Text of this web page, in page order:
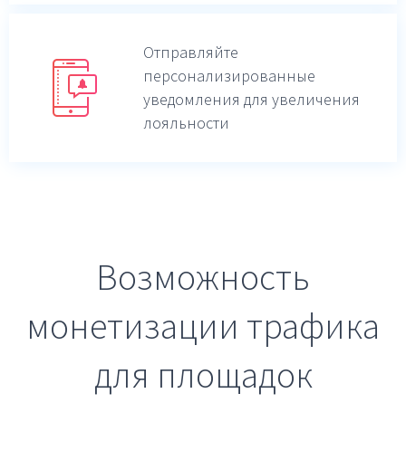
Отправляйте
персонализированные
уведомления для увеличения
лояльности
Возможность
монетизации трафика
для площадок